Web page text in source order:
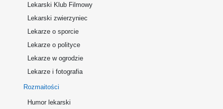
Lekarski Klub Filmowy
Lekarski zwierzyniec
Lekarze o sporcie
Lekarze o polityce
Lekarze w ogrodzie
Lekarze i fotografia
Rozmaitości
Humor lekarski